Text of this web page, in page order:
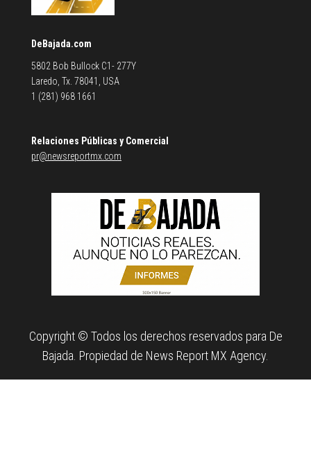
DeBajada.com
5802 Bob Bullock C1- 277Y
Laredo, Tx. 78041, USA
1 (281) 968 1661
Relaciones Públicas y Comercial
pr@newsreportmx.com
Copyright © Todos los derechos reservados para De
Bajada. Propiedad de News Report MX Agency.